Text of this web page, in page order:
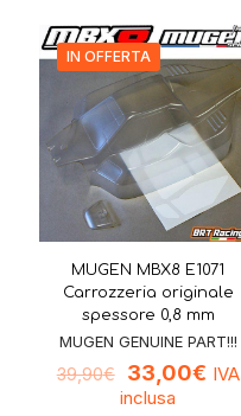
IN OFFERTA
MUGEN MBX8 E1071
Carrozzeria originale
spessore 0,8 mm
MUGEN GENUINE PART!!!
39,90€ 33,00€ IVA
inclusa